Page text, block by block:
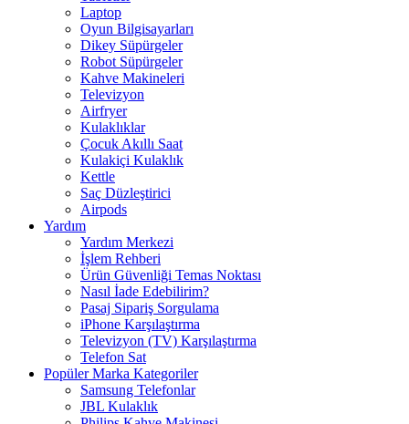
Laptop
Oyun Bilgisayarları
Dikey Süpürgeler
Robot Süpürgeler
Kahve Makineleri
Televizyon
Airfryer
Kulaklıklar
Çocuk Akıllı Saat
Kulakiçi Kulaklık
Kettle
Saç Düzleştirici
Airpods
Yardım
Yardım Merkezi
İşlem Rehberi
Ürün Güvenliği Temas Noktası
Nasıl İade Edebilirim?
Pasaj Sipariş Sorgulama
iPhone Karşılaştırma
Televizyon (TV) Karşılaştırma
Telefon Sat
Popüler Marka Kategoriler
Samsung Telefonlar
JBL Kulaklık